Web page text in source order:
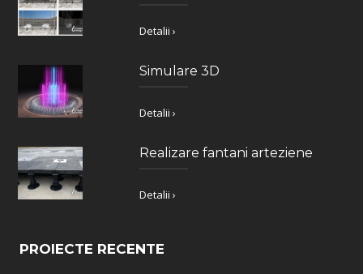
Detalii ›
Simulare 3D
Detalii ›
Realizare fantani arteziene
Detalii ›
PROIECTE RECENTE